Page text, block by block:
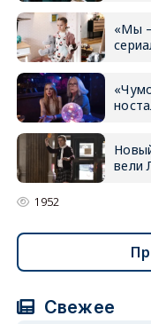
«Мы
вели
1952
Свежее